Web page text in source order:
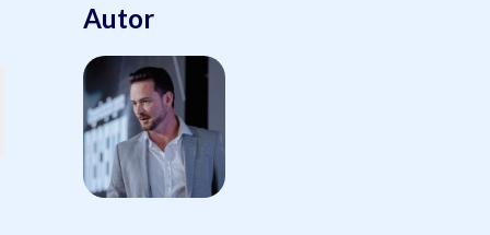
Autor